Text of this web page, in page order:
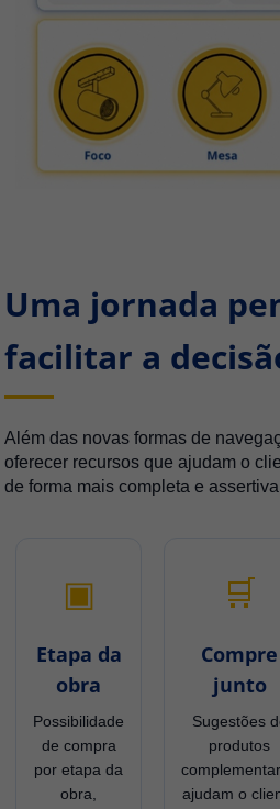
Uma jornada
facilitar a
Além das novas formas de
oferecer recursos que ajudam o
de forma mais completa e
▣
Etapa da
obra
Possibilidade
de compra
por etapa da
obra,
🛒
Compre
junto
Sugestões
produtos
ajudam o